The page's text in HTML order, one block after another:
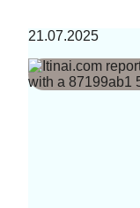
21.07.2025